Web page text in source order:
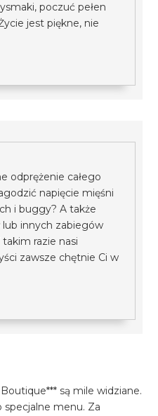
poczuć pełen
jest piękne, nie
odprężenie całego
napięcie mięśni
i buggy? A także
lub innych zabiegów
razie nasi
zawsze chętnie Ci w
są mile widziane.
menu. Za